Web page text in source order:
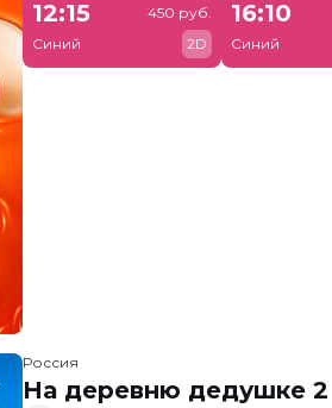
12:15
Синий
450 руб.
2D
16:10
Синий
Россия
На деревню дедушке 2